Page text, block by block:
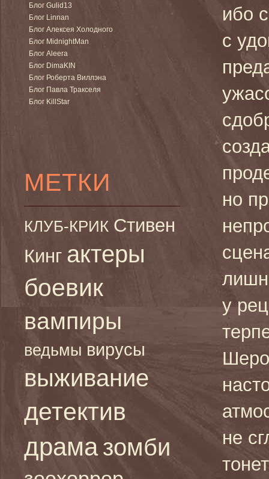
Блог Gulid13
Блог Linnan
Блог Алексея Холодного
Блог MidnightMan
Блог Aleera
Блог DimaKIN
Блог Роберта Виллэна
Блог Павла Тракселя
Блог KillStar
МЕТКИ
КЛУБ-КРИК Стивен
Кинг актеры
боевик
вампиры
ведьмы вирусы
выживание
детектив
драма зомби
ибо
с
но
у
не